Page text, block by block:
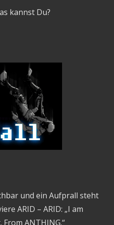
kannst Du?
und ein Aufprall steht
ARID – ARID: „I am
ANTHING.“